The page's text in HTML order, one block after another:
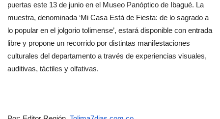
puertas este 13 de junio en el Museo Panóptico de Ibagué. La
muestra, denominada ‘Mi Casa Está de Fiesta: de lo sagrado a
lo popular en el jolgorio tolimense’, estará disponible con entrada
libre y propone un recorrido por distintas manifestaciones
culturales del departamento a través de experiencias visuales,
auditivas, táctiles y olfativas.